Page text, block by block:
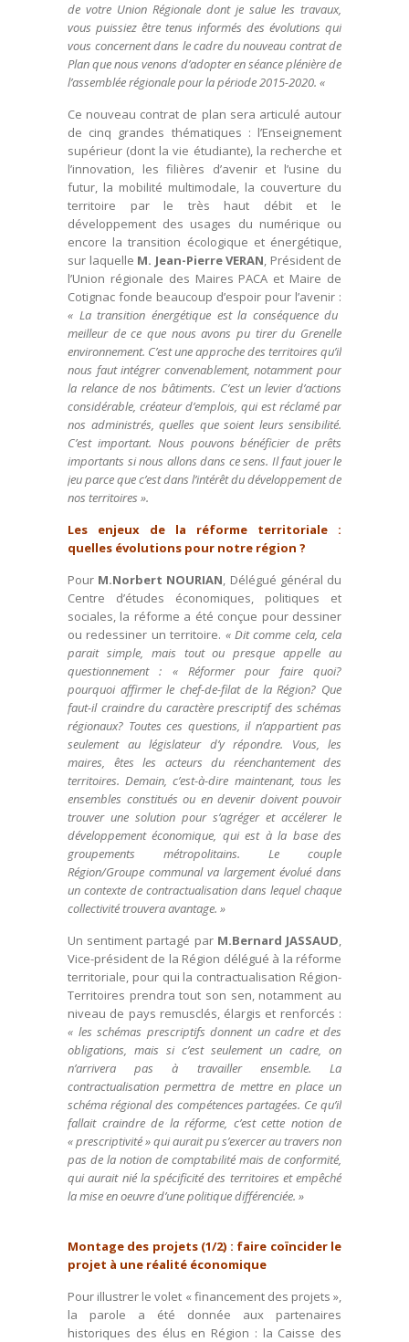
de votre Union Régionale dont je salue les travaux,
vous puissiez être tenus informés des évolutions qui
vous concernent dans le cadre du nouveau contrat de
Plan que nous venons d’adopter en séance plénière de
l’assemblée régionale pour la période 2015-2020. «
Ce nouveau contrat de plan sera articulé autour
de cinq grandes thématiques : l’Enseignement
supérieur (dont la vie étudiante), la recherche et
l’innovation, les filières d’avenir et l’usine du
futur, la mobilité multimodale, la couverture du
territoire par le très haut débit et le
développement des usages du numérique ou
encore la transition écologique et énergétique,
sur laquelle M. Jean-Pierre VERAN, Président de
l’Union régionale des Maires PACA et Maire de
Cotignac fonde beaucoup d’espoir pour l’avenir :
« La transition énergétique est la conséquence du
meilleur de ce que nous avons pu tirer du Grenelle
environnement. C’est une approche des territoires qu’il
nous faut intégrer convenablement, notamment pour
la relance de nos bâtiments. C’est un levier d’actions
considérable, créateur d’emplois, qui est réclamé par
nos administrés, quelles que soient leurs sensibilité.
C’est important. Nous pouvons bénéficier de prêts
importants si nous allons dans ce sens. Il faut jouer le
jeu parce que c’est dans l’intérêt du développement de
nos territoires ».
Les enjeux de la réforme territoriale :
quelles évolutions pour notre région ?
Pour M.Norbert NOURIAN, Délégué général du
Centre d’études économiques, politiques et
sociales, la réforme a été conçue pour dessiner
ou redessiner un territoire. « Dit comme cela, cela
parait simple, mais tout ou presque appelle au
questionnement : « Réformer pour faire quoi?
pourquoi affirmer le chef-de-filat de la Région? Que
faut-il craindre du caractère prescriptif des schémas
régionaux? Toutes ces questions, il n’appartient pas
seulement au législateur d’y répondre. Vous, les
maires, êtes les acteurs du réenchantement des
territoires. Demain, c’est-à-dire maintenant, tous les
ensembles constitués ou en devenir doivent pouvoir
trouver une solution pour s’agréger et accélerer le
développement économique, qui est à la base des
groupements métropolitains. Le couple
Région/Groupe communal va largement évolué dans
un contexte de contractualisation dans lequel chaque
collectivité trouvera avantage. »
Un sentiment partagé par M.Bernard JASSAUD,
Vice-président de la Région délégué à la réforme
territoriale, pour qui la contractualisation Région-
Territoires prendra tout son sen, notamment au
niveau de pays remusclés, élargis et renforcés :
« les schémas prescriptifs donnent un cadre et des
obligations, mais si c’est seulement un cadre, on
n’arrivera pas à travailler ensemble. La
contractualisation permettra de mettre en place un
schéma régional des compétences partagées. Ce qu’il
fallait craindre de la réforme, c’est cette notion de
« prescriptivité » qui aurait pu s’exercer au travers non
pas de la notion de comptabilité mais de conformité,
qui aurait nié la spécificité des territoires et empêché
la mise en oeuvre d’une politique différenciée. »
Montage des projets (1/2) : faire coïncider le
projet à une réalité économique
Pour illustrer le volet « financement des projets »,
la parole a été donnée aux partenaires
historiques des élus en Région : la Caisse des